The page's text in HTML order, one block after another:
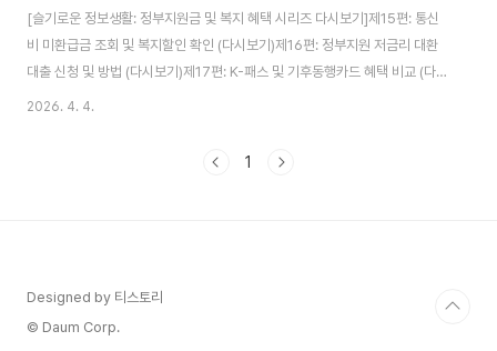
[슬기로운 정보생활: 정부지원금 및 복지 혜택 시리즈 다시보기]제15편: 통신
비 미환급금 조회 및 복지할인 확인 (다시보기)제16편: 정부지원 저금리 대환
대출 신청 및 방법 (다시보기)제17편: K-패스 및 기후동행카드 혜택 비교 (다시
보기)제18편: [보조금24] 나만 몰랐던 정부지원금 1분 만에 찾는 방법 다시보
편: [예정] 종합소득세 환급금 조회 - 5월 숨은 세금 돌려받는 법 (20편) 치솟
2026. 4. 4.
1
Designed by 티스토리
© Daum Corp.